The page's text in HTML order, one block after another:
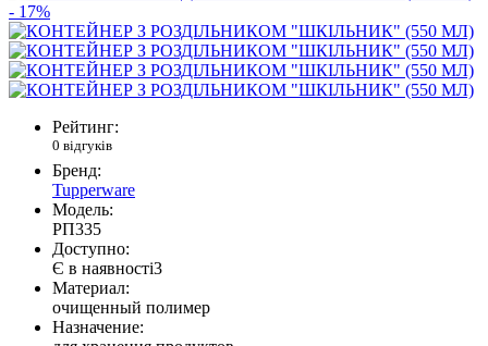
- 17%
Рейтинг:
0 відгуків
Бренд:
Tupperware
Модель:
РП335
Доступно:
Є в наявності3
Материал:
очищенный полимер
Назначение: